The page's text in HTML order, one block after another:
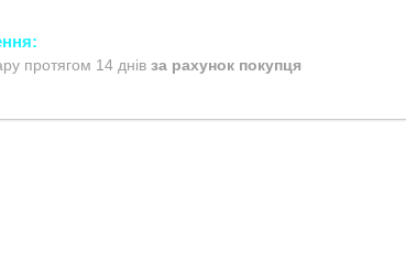
протягом 14 днів за рахунок покупця